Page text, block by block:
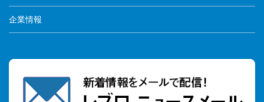
企業情報